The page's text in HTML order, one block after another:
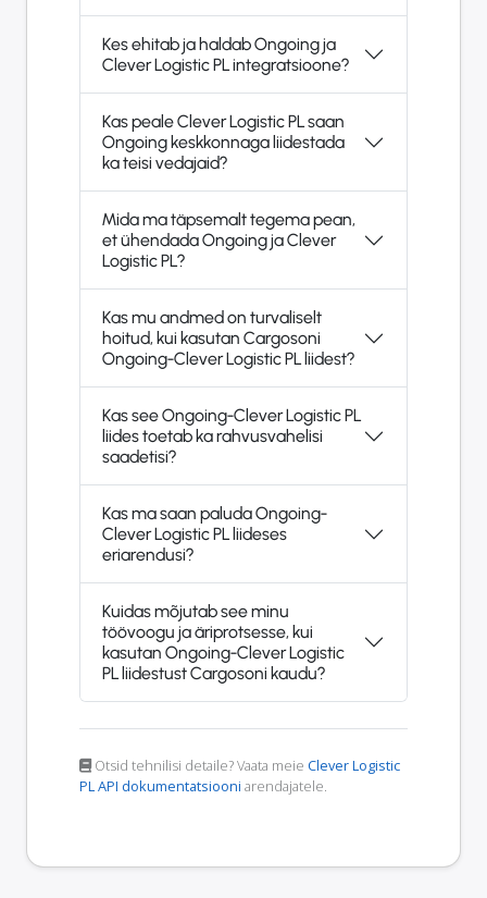
Kes ehitab ja haldab Ongoing ja
Clever Logistic PL integratsioone?
Kas peale Clever Logistic PL saan
Ongoing keskkonnaga liidestada
ka teisi vedajaid?
Mida ma täpsemalt tegema pean,
et ühendada Ongoing ja Clever
Logistic PL?
Kas mu andmed on turvaliselt
hoitud, kui kasutan Cargosoni
Ongoing-Clever Logistic PL liidest?
Kas see Ongoing-Clever Logistic PL
liides toetab ka rahvusvahelisi
saadetisi?
Kas ma saan paluda Ongoing-
Clever Logistic PL liideses
eriarendusi?
Kuidas mõjutab see minu
töövoogu ja äriprotsesse, kui
kasutan Ongoing-Clever Logistic
PL liidestust Cargosoni kaudu?
Otsid tehnilisi detaile? Vaata meie Clever Logistic
PL API dokumentatsiooni arendajatele.